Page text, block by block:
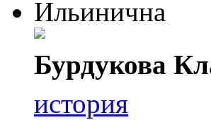
Бурдукова
история